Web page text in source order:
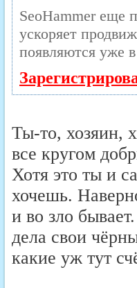
SeoHammer еще
ускоряет
появляются уже
Ты-то, хозяин,
все кругом
Хотя это ты и
хочешь.
и во зло
дела свои
какие уж тут